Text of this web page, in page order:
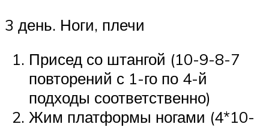
3 день. Ноги, плечи
Присед со штангой (10-9-8-7
повторений с 1-го по 4-й
подходы соответственно)
Жим платформы ногами (4*10-